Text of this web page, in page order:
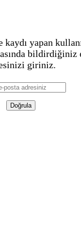
yapan
bildirdiğiniz
giriniz.
Doğrula